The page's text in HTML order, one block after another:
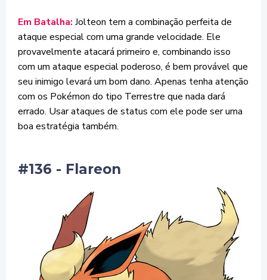
Em Batalha: Jolteon tem a combinação perfeita de
ataque especial com uma grande velocidade. Ele
provavelmente atacará primeiro e, combinando isso
com um ataque especial poderoso, é bem provável que
seu inimigo levará um bom dano. Apenas tenha atenção
com os Pokémon do tipo Terrestre que nada dará
errado. Usar ataques de status com ele pode ser uma
boa estratégia também.
#136 - Flareon